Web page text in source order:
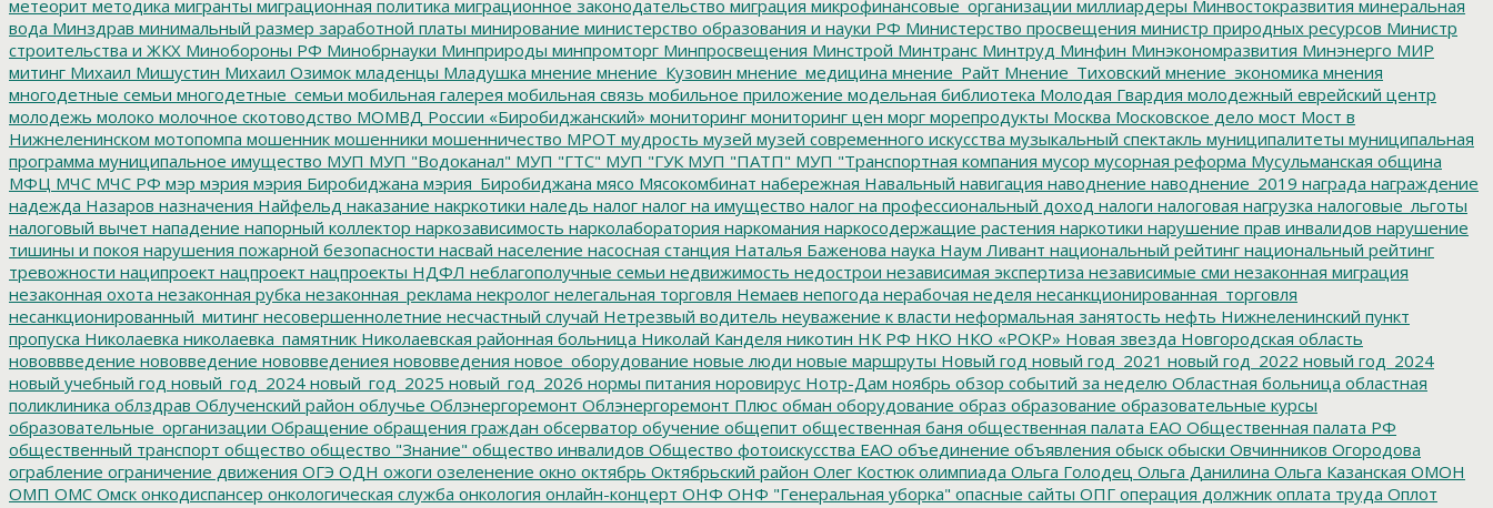
метеорит методика мигранты миграционная политика миграционное законодательство миграция микрофинансовые_организации миллиардеры Минвостокразвития минеральная
вода Минздрав минимальный размер заработной платы минирование министерство образования и науки РФ Министерство просвещения министр природных ресурсов Министр
строительства и ЖКХ Минобороны РФ Минобрнауки Минприроды минпромторг Минпросвещения Минстрой Минтранс Минтруд Минфин Минэкономразвития Минэнерго МИР
митинг Михаил Мишустин Михаил Озимок младенцы Младушка мнение мнение_Кузовин мнение_медицина мнение_Райт Мнение_Тиховский мнение_экономика мнения
многодетные семьи многодетные_семьи мобильная галерея мобильная связь мобильное приложение модельная библиотека Молодая Гвардия молодежный еврейский центр
молодежь молоко молочное скотоводство МОМВД России «Биробиджанский» мониторинг мониторинг цен морг морепродукты Москва Московское дело мост Мост в
Нижнеленинском мотопомпа мошенник мошенники мошенничество МРОТ мудрость музей музей современного искусства музыкальный спектакль муниципалитеты муниципальная
программа муниципальное имущество МУП МУП "Водоканал" МУП "ГТС" МУП "ГУК МУП "ПАТП" МУП "Транспортная компания мусор мусорная реформа Мусульманская община
МФЦ МЧС МЧС РФ мэр мэрия мэрия Биробиджана мэрия_Биробиджана мясо Мясокомбинат набережная Навальный навигация наводнение наводнение_2019 награда награждение
надежда Назаров назначения Найфельд наказание накркотики наледь налог налог на имущество налог на профессиональный доход налоги налоговая нагрузка налоговые_льготы
налоговый вычет нападение напорный коллектор наркозависимость нарколаборатория наркомания наркосодержащие растения наркотики нарушение прав инвалидов нарушение
тишины и покоя нарушения пожарной безопасности насвай население насосная станция Наталья Баженова наука Наум Ливант национальный рейтинг национальный рейтинг
тревожности наципроект нацпроект нацпроекты НДФЛ неблагополучные семьи недвижимость недострои независимая экспертиза независимые сми незаконная миграция
незаконная охота незаконная рубка незаконная_реклама некролог нелегальная торговля Немаев непогода нерабочая неделя несанкционированная_торговля
несанкционированный_митинг несовершеннолетние несчастный случай Нетрезвый водитель неуважение к власти неформальная занятость нефть Нижнеленинский пункт
пропуска Николаевка николаевка_памятник Николаевская районная больница Николай Канделя никотин НК РФ НКО НКО «РОКР» Новая звезда Новгородская область
нововвведение нововведение нововведениея нововведения новое_оборудование новые люди новые маршруты Новый год новый год_2021 новый год_2022 новый год_2024
новый учебный год новый_год_2024 новый_год_2025 новый_год_2026 нормы питания норовирус Нотр-Дам ноябрь обзор событий за неделю Областная больница областная
поликлиника облздрав Облученский район облучье Облэнергоремонт Облэнергоремонт Плюс обман оборудование образ образование образовательные курсы
образовательные_организации Обращение обращения граждан обсерватор обучение общепит общественная баня общественная палата ЕАО Общественная палата РФ
общественный транспорт общество общество "Знание" общество инвалидов Общество фотоискусства ЕАО объединение объявления обыск обыски Овчинников Огородова
ограбление ограничение движения ОГЭ ОДН ожоги озеленение окно октябрь Октябрьский район Олег Костюк олимпиада Ольга Голодец Ольга Данилина Ольга Казанская ОМОН
ОМП ОМС Омск онкодиспансер онкологическая служба онкология онлайн-концерт ОНФ ОНФ "Генеральная уборка" опасные сайты ОПГ операция должник оплата труда Оплот